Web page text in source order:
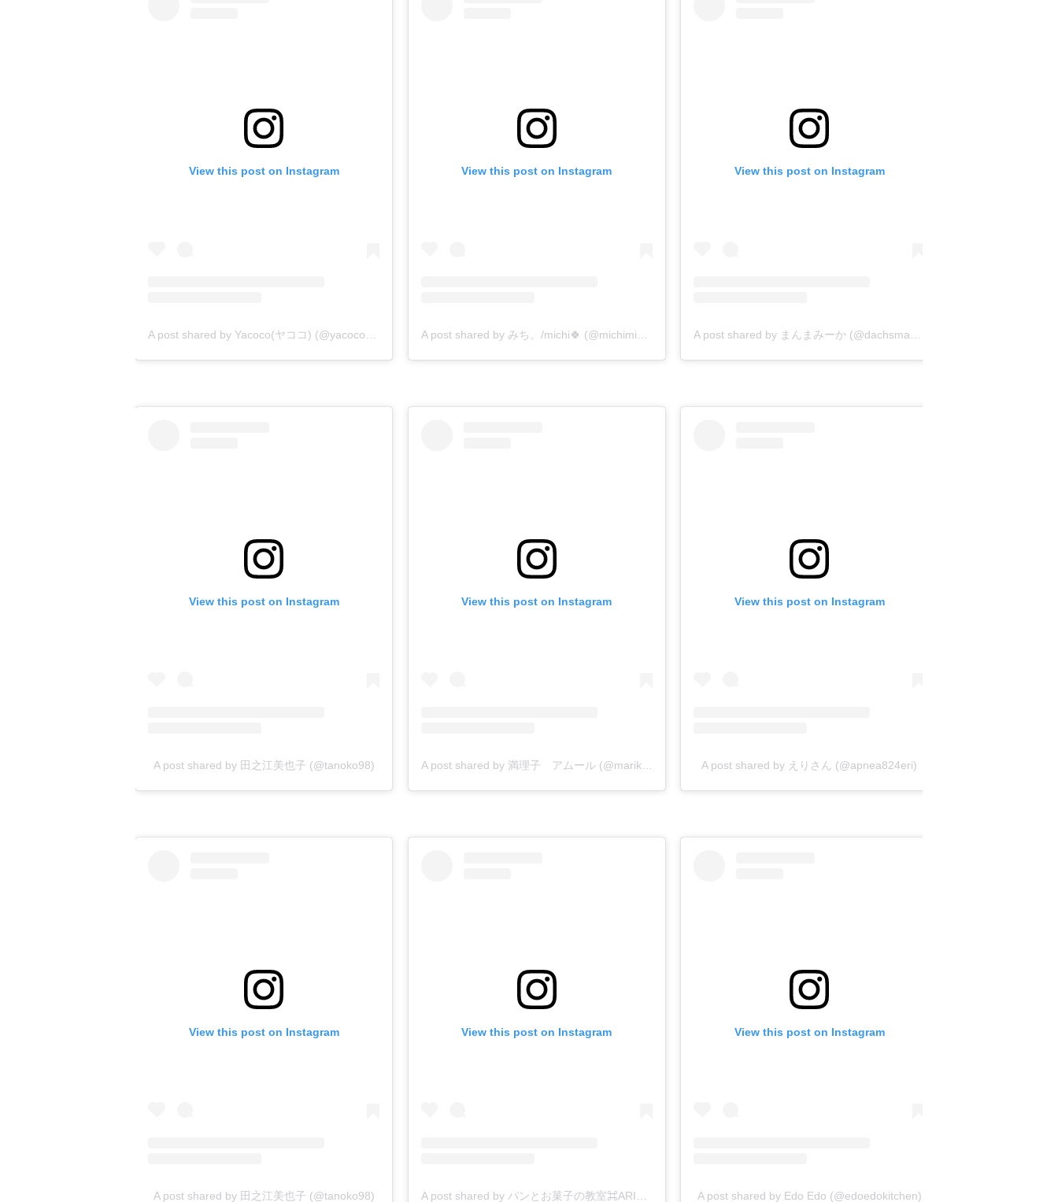
View this post on Instagram
A post shared by Yacoco(ヤココ) (@yacoco01)
View this post on Instagram
A post shared by みち。/michi🍀 (@michimichi1211)
View this post on Instagram
A post shared by まんまみーか (@dachsmanma)
View this post on Instagram
A post shared by 田之江美也子 (@tanoko98)
View this post on Instagram View this post on Instagram
A post shared by えりさん (@apnea824eri)
View this post on Instagram
A post shared by 田之江美也子 (@tanoko98)
View this post on Instagram View this post on Instagram
A post shared by Edo Edo (@edoedokitchen)